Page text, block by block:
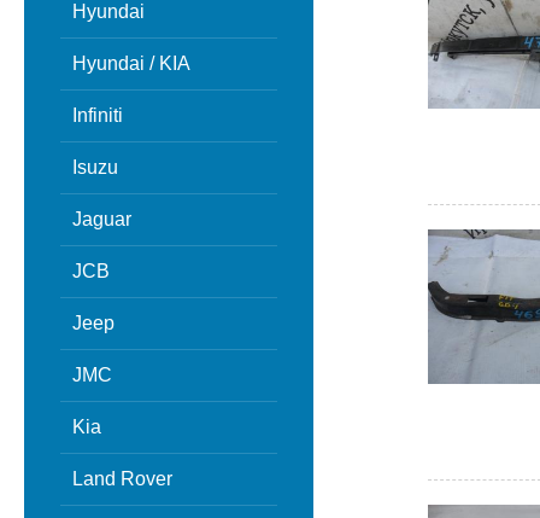
Hyundai
Hyundai / KIA
Infiniti
Isuzu
Jaguar
JCB
Jeep
JMC
Kia
Land Rover